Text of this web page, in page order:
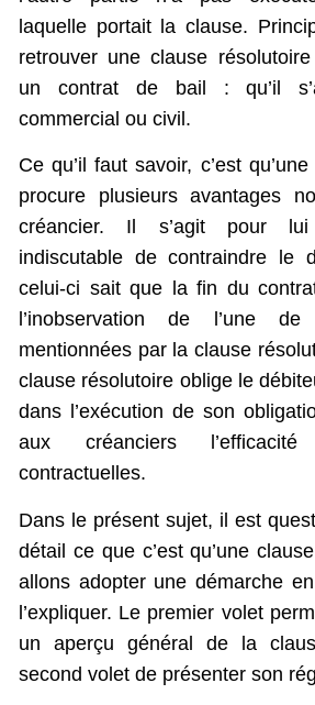
laquelle portait la clause.
retrouver une clause résolutoire
un contrat de bail : qu’il
commercial ou civil.
Ce qu’il faut savoir, c’est
procure plusieurs avantages
créancier. Il s’agit pour lui
indiscutable de contraindre le
celui-ci sait que la fin du
l’inobservation de l’une
mentionnées par la clause
clause résolutoire oblige le
dans l’exécution de son
aux créanciers
contractuelles.
Dans le présent sujet, il est
détail ce que c’est qu’une
allons adopter une démarche
l’expliquer. Le premier volet
un aperçu général de la
second volet de présenter son